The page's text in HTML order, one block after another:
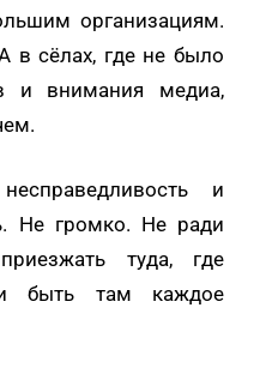
организациям.
в сёлах, где не было
и внимания медиа,
и
Не громко. Не ради
туда, где
быть там каждое